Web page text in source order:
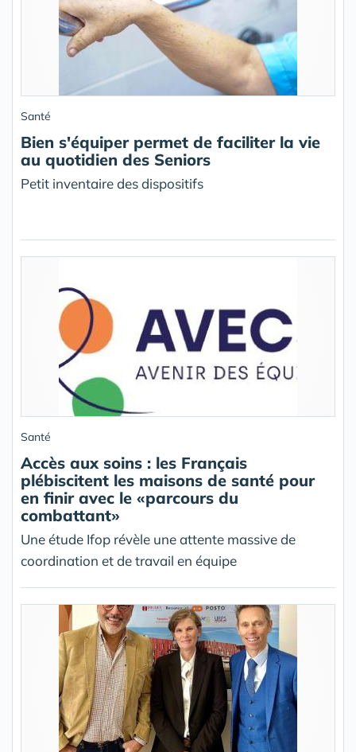
Santé
Bien s'équiper permet de faciliter la vie
au quotidien des Seniors
Petit inventaire des dispositifs
Santé
Accès aux soins : les Français
plébiscitent les maisons de santé pour
en finir avec le «parcours du
combattant»
Une étude Ifop révèle une attente massive de
coordination et de travail en équipe